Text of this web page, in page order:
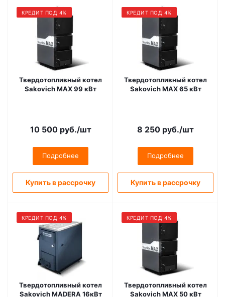
КРЕДИТ ПОД 4%
Твердотопливный котел
Sakovich MAX 99 кВт
10 500руб./шт
Подробнее
Купить в рассрочку
КРЕДИТ ПОД 4%
Твердотопливный котел
Sakovich MAX 65 кВт
8 250 руб./шт
Подробнее
Купить в рассрочку
КРЕДИТ ПОД 4%
Твердотопливный котел
Sakovich MADERA 16кВт
КРЕДИТ ПОД 4%
Твердотопливный котел
Sakovich MAX 50 кВт